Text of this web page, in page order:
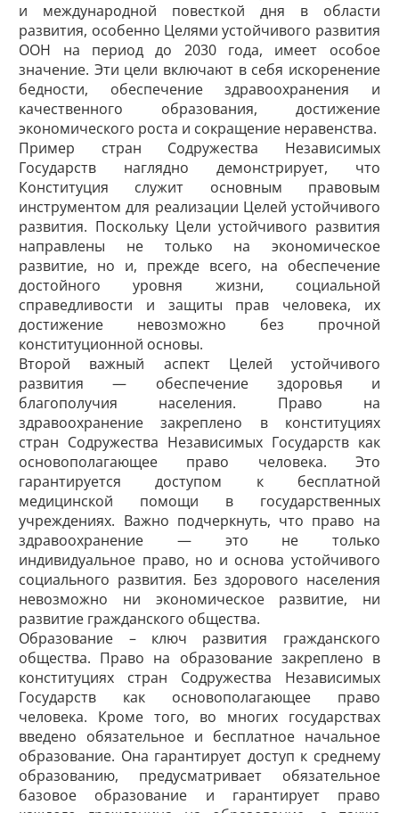
и международной повесткой дня в области
развития, особенно Целями устойчивого развития
ООН на период до 2030 года, имеет особое
значение. Эти цели включают в себя искоренение
бедности, обеспечение здравоохранения и
качественного образования, достижение
экономического роста и сокращение неравенства.
Пример стран Содружества Независимых
Государств наглядно демонстрирует, что
Конституция служит основным правовым
инструментом для реализации Целей устойчивого
развития. Поскольку Цели устойчивого развития
направлены не только на экономическое
развитие, но и, прежде всего, на обеспечение
достойного уровня жизни, социальной
справедливости и защиты прав человека, их
достижение невозможно без прочной
конституционной основы.
Второй важный аспект Целей устойчивого
развития — обеспечение здоровья и
благополучия населения. Право на
здравоохранение закреплено в конституциях
стран Содружества Независимых Государств как
основополагающее право человека. Это
гарантируется доступом к бесплатной
медицинской помощи в государственных
учреждениях. Важно подчеркнуть, что право на
здравоохранение — это не только
индивидуальное право, но и основа устойчивого
социального развития. Без здорового населения
невозможно ни экономическое развитие, ни
развитие гражданского общества.
Образование – ключ развития гражданского
общества. Право на образование закреплено в
конституциях стран Содружества Независимых
Государств как основополагающее право
человека. Кроме того, во многих государствах
введено обязательное и бесплатное начальное
образование. Она гарантирует доступ к среднему
образованию, предусматривает обязательное
базовое образование и гарантирует право